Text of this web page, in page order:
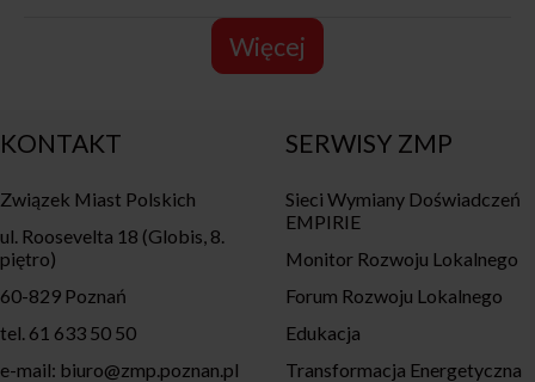
Więcej
KONTAKT
Związek Miast Polskich
ul. Roosevelta 18 (Globis, 8.
piętro)
60-829 Poznań
tel. 61 633 50 50
e-mail: biuro@zmp.poznan.pl
SERWISY ZMP
Sieci Wymiany Doświadczeń
EMPIRIE
Monitor Rozwoju Lokalnego
Forum Rozwoju Lokalnego
Edukacja
Transformacja Energetyczna